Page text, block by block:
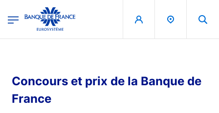
Banque de France - Menu Principal
Concours et prix de la Banque de
France